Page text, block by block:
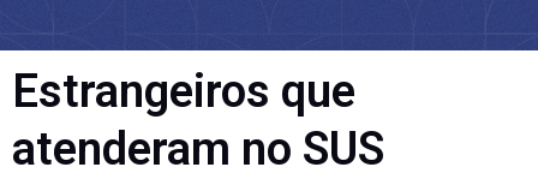
Estrangeiros que
atenderam no SUS